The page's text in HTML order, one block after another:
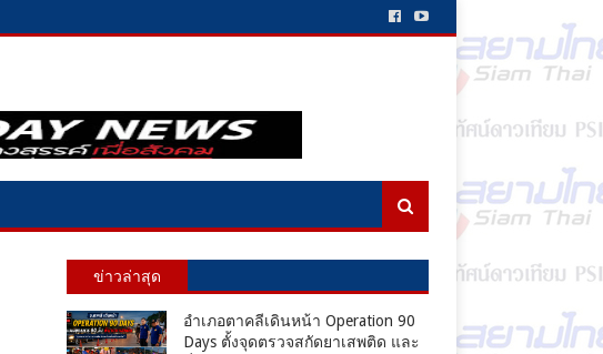
ข่าวล่าสุด
อำเภอตาคลีเดินหน้า Operation 90
Days ตั้งจุดตรวจสกัดยาเสพติด และ